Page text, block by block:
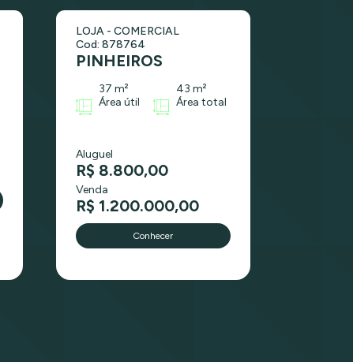
LOJA - COMERCIAL
Cod: 878764
PINHEIROS
37 m²
Área útil
43 m²
Área total
Aluguel
R$ 8.800,00
Venda
R$ 1.200.000,00
Conhecer